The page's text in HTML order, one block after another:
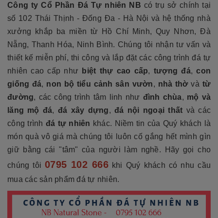
Công ty Cổ Phần Đá Tự nhiên NB có trụ sở chính tại
số 102 Thái Thịnh - Đống Đa - Hà Nội và hệ thống nhà
xưởng khắp ba miền từ Hồ Chí Minh, Quy Nhơn, Đà
Nẵng, Thanh Hóa, Ninh Bình. Chúng tôi nhận tư vấn và
thiết kế miễn phí, thi công và lắp đặt các công trình đá tự
nhiên cao cấp như
biệt thự cao cấp, tượng đá,con
giống đá, non bộ tiểu cảnh sân vườn, nhà thờvà từ
đường, các công trình tâm linh như đình chùa, mộ và
lăng mộ đá, đá xây dựng,đá nội ngoại thất và các
công trình đá tự nhiên khác. Niềm tin của Quý khách là
món quà vô giá mà chúng tôi luôn cố gắng hết mình gìn
giữ bằng cái "tâm" của người làm nghề. Hãy gọi cho
chúng tôi 0795 102 666khi Quý khách có nhu cầu
mua các sản phẩm đá tự nhiên.